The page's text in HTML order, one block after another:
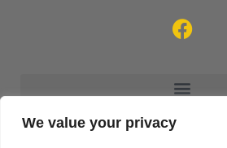
We value your privacy